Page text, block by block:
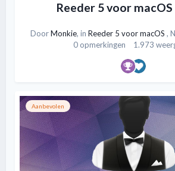
Reeder 5 voor
DoorMonkie, in Reeder 5 voor macOS ,
0 opmerkingen
1.973
Aanbevolen